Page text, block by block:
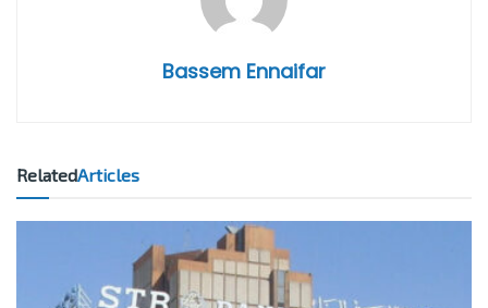
Bassem Ennaifar
RelatedArticles